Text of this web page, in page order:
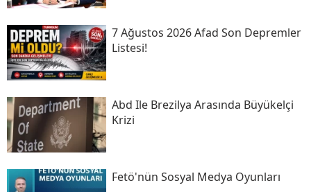
7 Ağustos 2026 Afad Son Depremler
Listesi!
Abd Ile Brezilya Arasında Büyükelçi
Krizi
Fetö'nün Sosyal Medya Oyunları